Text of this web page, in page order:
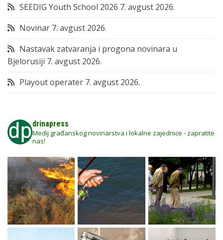
SEEDIG Youth School 2026 7. avgust 2026.
Novinar 7. avgust 2026.
Nastavak zatvaranja i progona novinara u
Bjelorusiji 7. avgust 2026.
Playout operater 7. avgust 2026.
drinapress
Medij građanskog novinarstva i lokalne zajednice - zapratite
nas!